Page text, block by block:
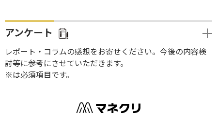
アンケート
レポート・コラムの感想をお寄せください。今後の内容検
討等に参考にさせていただきます。
※は必須項目です。